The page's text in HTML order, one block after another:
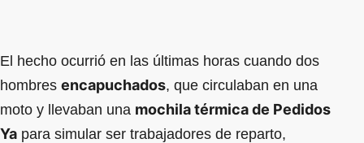
El hecho ocurrió en las últimas horas cuando dos
hombres encapuchados, que circulaban en una
moto y llevaban una mochila térmica de Pedidos
Ya para simular ser trabajadores de reparto,